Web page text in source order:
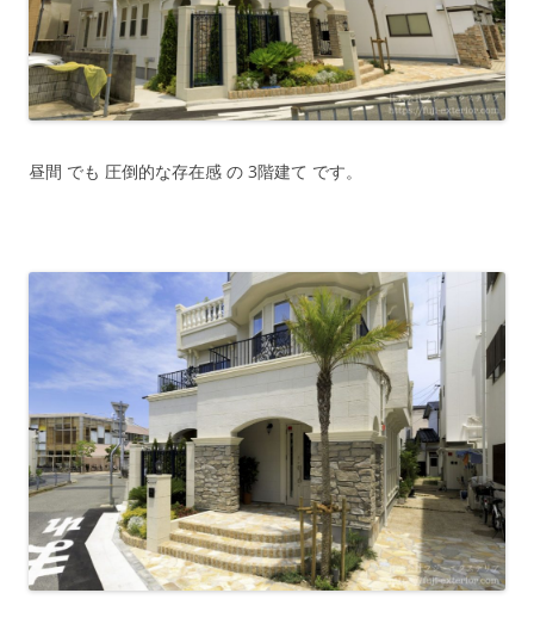
昼間 でも 圧倒的な存在感 の 3階建て です。